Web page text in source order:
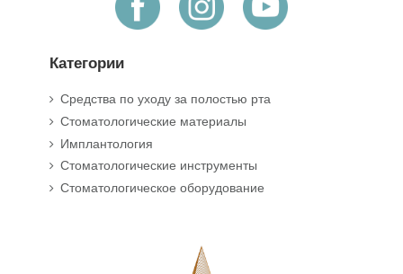
Категории
Средства по уходу за полостью рта
Стоматологические материалы
Имплантология
Стоматологические инструменты
Стоматологическое оборудование